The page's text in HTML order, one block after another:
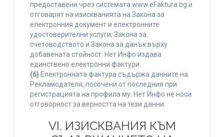
предоставени чрез системата www.eFaktura.bg и
отговарят на изискванията на Закона за
електронния документ и електронните
удостоверителни услуги, Закона за
счетоводството и Закона за данък върху
добавената стойност. Нет Инфо издава
единствено електронни фактури.
(6) Електронната фактура съдържа данните на
Рекламодателя, посочени от последния при
регистрацията на профила му. Нет Инфо не носи
отговорност за верността на тези данни.
VI. ИЗИСКВАНИЯ КЪМ